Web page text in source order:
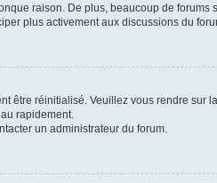
raison. De plus, beaucoup de
plus activement aux discussions du
réinitialisé. Veuillez vous rendre sur
rapidement.
un administrateur du forum.